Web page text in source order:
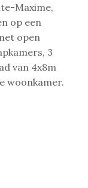
Maxime,
op een
open
3
van 4x8m
woonkamer.